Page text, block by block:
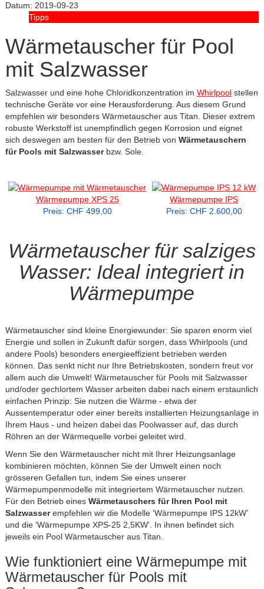
Datum: 2019-09-23
Tipps
Wärmetauscher für Pool
mit Salzwasser
Salzwasser und eine hohe Chloridkonzentration im Whirlpoolstellen
technische Geräte vor eine Herausforderung. Aus diesem Grund
empfehlen wir besonders Wärmetauscher aus Titan. Dieser extrem
robuste Werkstoff ist unempfindlich gegen Korrosion und eignet
sich deswegen am besten für den Betrieb von Wärmetauschern
für Pools mit Salzwasserbzw. Sole.
Wärmepumpe XPS 25
Preis: CHF 499,00
Wärmepumpe IPS
Preis: CHF 2.600,00
Wärmetauscher für salziges
Wasser: Ideal integriert in
Wärmepumpe
Wärmetauscher sind kleine Energiewunder: Sie sparen enorm viel
Energie und sollen in Zukunft dafür sorgen, dass Whirlpools (und
andere Pools) besonders energieeffizient betrieben werden
können. Das senkt nicht nur Ihre Betriebskosten, sondern freut vor
allem auch die Umwelt! Wärmetauscher für Pools mit Salzwasser
und/oder gechlortem Wasser arbeiten dabei nach einem erstaunlich
einfachen Prinzip: Sie nutzen die Wärme - etwa der
Aussentemperatur oder einer bereits installierten Heizungsanlage in
Ihrem Haus - und heizen dabei das Poolwasser auf, das durch
Röhren an der Wärmequelle vorbei geleitet wird.
Wenn Sie den Wärmetauscher nicht mit Ihrer Heizungsanlage
kombinieren möchten, können Sie der Umwelt einen noch
grösseren Gefallen tun, indem Sie eines unserer
Wärmepumpenmodelle mit integriertem Wärmetauscher nutzen.
Für den Betrieb eines Wärmetauschers für Ihren Pool mit
Salzwasserempfehlen wir die Modelle ‘Wärmepumpe IPS 12kW’
und die ‘Wärmepumpe XPS-25 2,5KW’. In ihnen befindet sich
jeweils ein Pool Wärmetauscher aus Titan.
Wie funktioniert eine Wärmepumpe mit
Wärmetauscher für Pools mit